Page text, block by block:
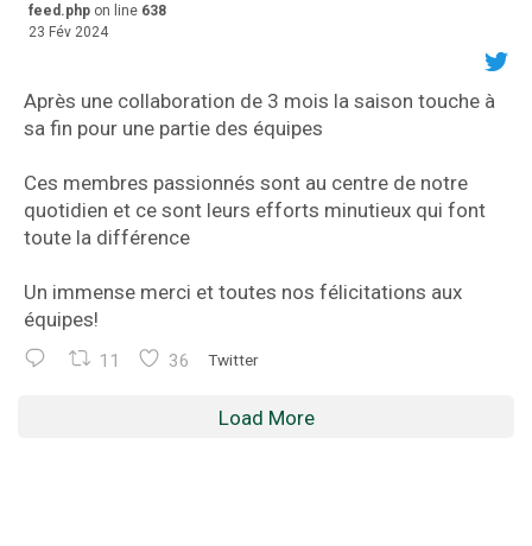
feed.php on line 638
23 Fév 2024
Après une collaboration de 3 mois la saison touche à
sa fin pour une partie des équipes
Ces membres passionnés sont au centre de notre
quotidien et ce sont leurs efforts minutieux qui font
toute la différence
Un immense merci et toutes nos félicitations aux
équipes!
11 36 Twitter
Load More